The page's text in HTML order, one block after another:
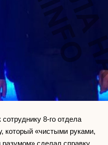
8-го отдела
«чистыми руками,
сделал справку